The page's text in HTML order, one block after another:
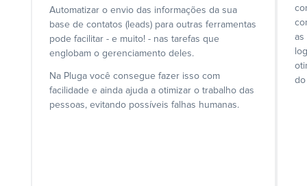
Automatizar o envio das informações da sua
base de contatos (leads) para outras ferramentas
pode facilitar - e muito! - nas tarefas que
englobam o gerenciamento deles.
Na Pluga você consegue fazer isso com
facilidade e ainda ajuda a otimizar o trabalho das
pessoas, evitando possíveis falhas humanas.
as
do